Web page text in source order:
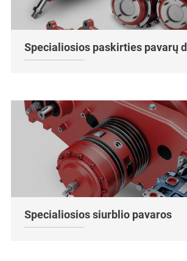
Specialiosios paskirties pavarų
Specialiosios siurblio pavaros